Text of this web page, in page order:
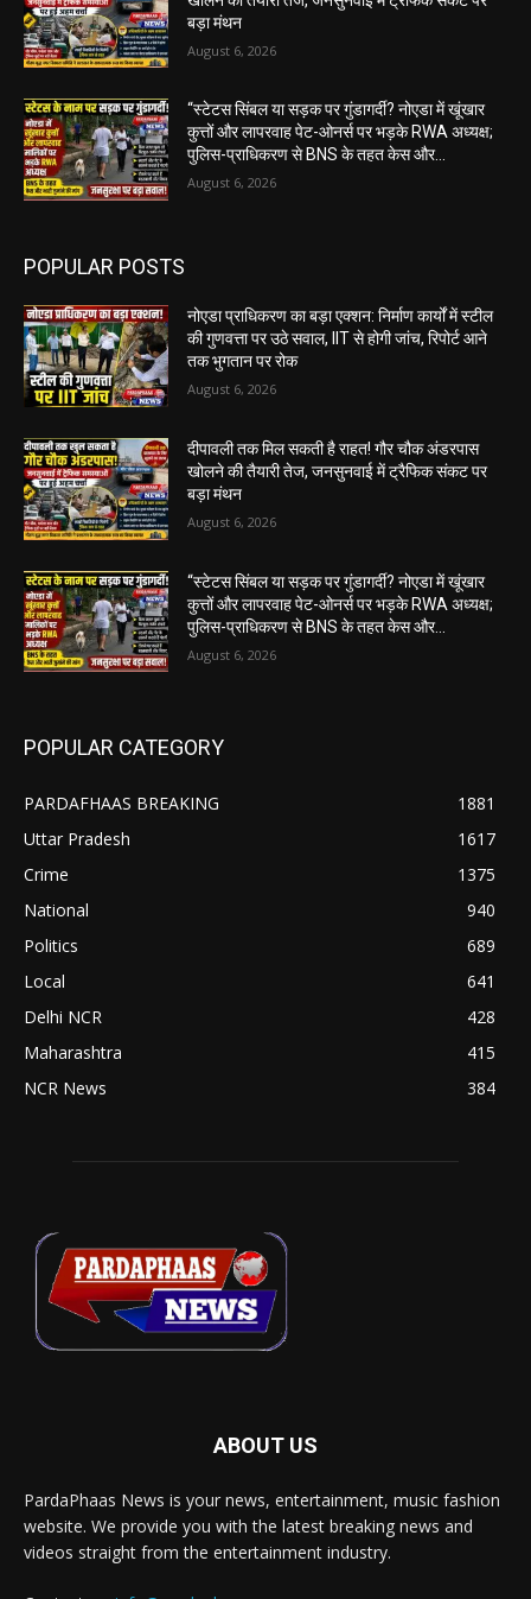
बड़ा मंथन
August 6, 2026
“स्टेटस सिंबल या सड़क पर गुंडागर्दी? नोएडा में खूंखार
कुत्तों और लापरवाह पेट-ओनर्स पर भड़के RWA अध्यक्ष;
पुलिस-प्राधिकरण से BNS के तहत केस और...
August 6, 2026
POPULAR POSTS
नोएडा प्राधिकरण का बड़ा एक्शन: निर्माण कार्यों में स्टील
की गुणवत्ता पर उठे सवाल, IIT से होगी जांच, रिपोर्ट आने
तक भुगतान पर रोक
August 6, 2026
दीपावली तक मिल सकती है राहत! गौर चौक अंडरपास
खोलने की तैयारी तेज, जनसुनवाई में ट्रैफिक संकट पर
बड़ा मंथन
August 6, 2026
“स्टेटस सिंबल या सड़क पर गुंडागर्दी? नोएडा में खूंखार
कुत्तों और लापरवाह पेट-ओनर्स पर भड़के RWA अध्यक्ष;
पुलिस-प्राधिकरण से BNS के तहत केस और...
August 6, 2026
POPULAR CATEGORY
PARDAFHAAS BREAKING
1881
Uttar Pradesh
1617
Crime
1375
National
940
Politics
689
Local
641
Delhi NCR
428
Maharashtra
415
NCR News
384
ABOUT US
PardaPhaas News is your news, entertainment, music fashion
website. We provide you with the latest breaking news and
videos straight from the entertainment industry.